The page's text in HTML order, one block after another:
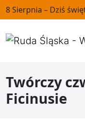
8 Sierpnia – Dziś
Twórczy
Ficinusie